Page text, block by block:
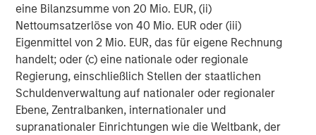
eine Bilanzsumme von 20 Mio. EUR, (ii)
Nettoumsatzerlöse von 40 Mio. EUR oder (iii)
Eigenmittel von 2 Mio. EUR, das für eigene Rechnung
handelt; oder (c) eine nationale oder regionale
Regierung, einschließlich Stellen der staatlichen
Schuldenverwaltung auf nationaler oder regionaler
Ebene, Zentralbanken, internationaler und
supranationaler Einrichtungen wie die Weltbank, der